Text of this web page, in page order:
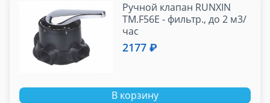
Ручной клапан RUNXIN
TM.F56E - фильтр., до 2 м3/
час
2177 ₽
В корзину